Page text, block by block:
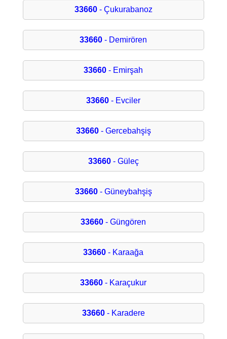
33660- Çukurabanoz
33660 - Demirören
33660 - Emirşah
33660 - Evciler
33660- Gercebahşiş
33660- Güleç
33660- Güneybahşiş
33660 - Güngören
33660 - Karaağa
33660 - Karaçukur
33660- Karadere